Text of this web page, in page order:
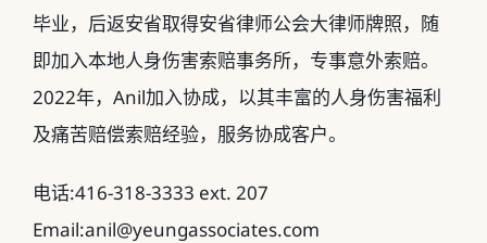
毕业，后返安省取得安省律师公会大律师牌照，随
即加入本地人身伤害索赔事务所，专事意外索赔。
2022年，Anil加入协成，以其丰富的人身伤害福利
及痛苦赔偿索赔经验，服务协成客户。
电话:416-318-3333 ext. 207
Email:anil@yeungassociates.com